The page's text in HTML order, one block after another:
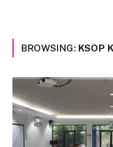
BROWSING: KSOP